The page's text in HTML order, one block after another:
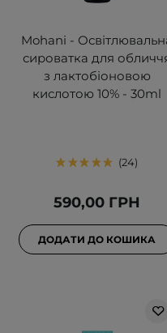
Mohani -
сироватка для
з лактобіоновою
кислотою 10% - 30ml
24
590,00 ГРН
ДОДАТИ ДО КОШИКА